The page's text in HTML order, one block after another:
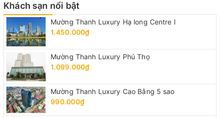
Khách sạn nổi bật
Mường Thanh Luxury Hạ long Centre I
1.450.000₫
Mường Thanh Luxury Phú Thọ
1.099.000₫
Mường Thanh Luxury Cao Bằng 5 sao
990.000₫